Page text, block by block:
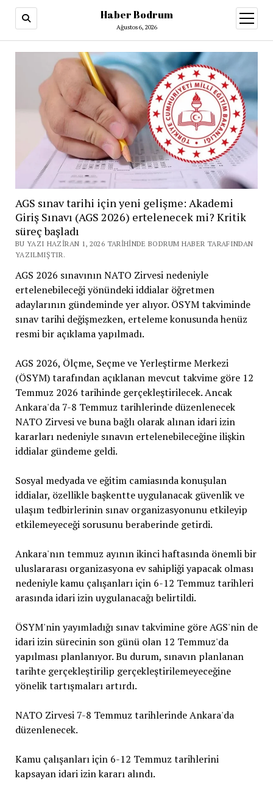
Haber Bodrum
Ağustos 6, 2026
aç
AGS sınav tarihi için yeni gelişme: Akademi
Giriş Sınavı (AGS 2026) ertelenecek mi? Kritik
süreç başladı
BU YAZI HAZIRAN 1, 2026 TARIHINDE BODRUM HABER TARAFINDAN
YAZILMIŞTIR.
AGS 2026 sınavının NATO Zirvesi nedeniyle
ertelenebileceği yönündeki iddialar öğretmen
adaylarının gündeminde yer alıyor. ÖSYM takviminde
sınav tarihi değişmezken, erteleme konusunda henüz
resmi bir açıklama yapılmadı.
AGS 2026, Ölçme, Seçme ve Yerleştirme Merkezi
(ÖSYM) tarafından açıklanan mevcut takvime göre 12
Temmuz 2026 tarihinde gerçekleştirilecek. Ancak
Ankara'da 7-8 Temmuz tarihlerinde düzenlenecek
NATO Zirvesi ve buna bağlı olarak alınan idari izin
kararları nedeniyle sınavın ertelenebileceğine ilişkin
iddialar gündeme geldi.
Sosyal medyada ve eğitim camiasında konuşulan
iddialar, özellikle başkentte uygulanacak güvenlik ve
ulaşım tedbirlerinin sınav organizasyonunu etkileyip
etkilemeyeceği sorusunu beraberinde getirdi.
Ankara'nın temmuz ayının ikinci haftasında önemli bir
uluslararası organizasyona ev sahipliği yapacak olması
nedeniyle kamu çalışanları için 6-12 Temmuz tarihleri
arasında idari izin uygulanacağı belirtildi.
ÖSYM'nin yayımladığı sınav takvimine göre AGS'nin de
idari izin sürecinin son günü olan 12 Temmuz'da
yapılması planlanıyor. Bu durum, sınavın planlanan
tarihte gerçekleştirilip gerçekleştirilemeyeceğine
yönelik tartışmaları artırdı.
NATO Zirvesi 7-8 Temmuz tarihlerinde Ankara'da
düzenlenecek.
Kamu çalışanları için 6-12 Temmuz tarihlerini
kapsayan idari izin kararı alındı.